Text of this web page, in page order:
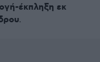
έκπληξη εκ
.